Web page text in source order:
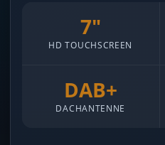
7″
HD TOUCHSCREEN
DAB+
DACHANTENNE